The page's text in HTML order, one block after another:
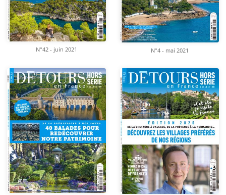
N°42 - juin 2021 N°4 - mai 2021